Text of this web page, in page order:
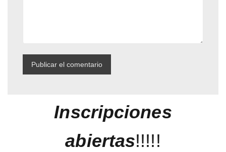
Inscripciones
abiertas!!!!!